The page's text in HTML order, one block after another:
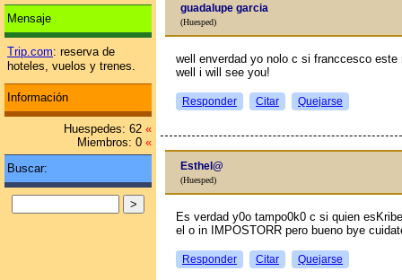
Mensaje
Trip.com: reserva de
hoteles, vuelos y trenes.
Información
Huespedes: 62 «
Miembros: 0 «
Buscar:
guadalupe garcia
(Huesped)
well enverdad yo nolo c si franccesco
well i will see you!
Responder Citar Quejarse
Esthel@
(Huesped)
Es verdad y0o tampo0k0 c si quien
el o in IMPOSTORR pero bueno bye
Responder Citar Quejarse